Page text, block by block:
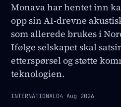
Monava har hentet inn
opp sin AI-drevne
som allerede brukes i
Ifølge selskapet skal
etterspørsel og støtte
teknologien.
INTERNATIONAL04 Aug 2026